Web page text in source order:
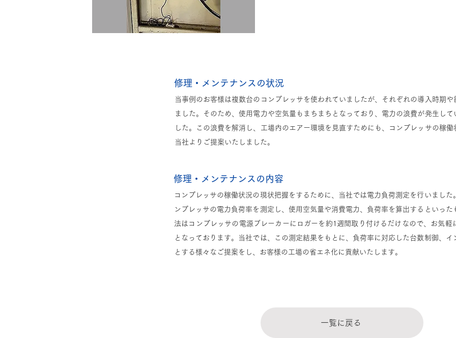
修理・メンテナンスの状況
当事例のお客様は複数台のコンプレッサを使われていましたが、それぞれの導入時期や
ました。そのため、使用電力や空気量もまちまちとなっており、電力の浪費が発生して
した。この浪費を解消し、工場内のエアー環境を見直すためにも、コンプレッサの稼働
当社よりご提案いたしました。
修理・メンテナンスの内容
コンプレッサの稼働状況の現状把握をするために、当社では電力負荷測定を行いました
ンプレッサの電力負荷率を測定し、使用空気量や消費電力、負荷率を算出するといった
法はコンプレッサの電源ブレーカーにロガーを約1週間取り付けるだけなので、お気軽
となっております。当社では、この測定結果をもとに、負荷率に対応した台数制御、イ
とする様々なご提案をし、お客様の工場の省エネ化に貢献いたします。
一覧に戻る